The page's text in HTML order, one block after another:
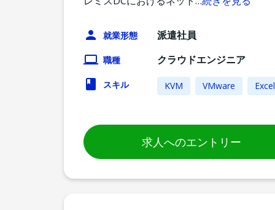
就業形態 派遣社員
職種 クラウドエンジニア
スキル KVM VMware Excel
求人へのエントリー